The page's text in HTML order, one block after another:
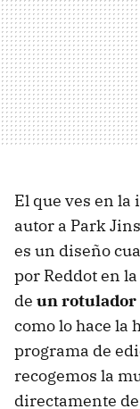
El que ves en
autor a Park
es un diseño
por Reddot en
de un
como lo hace la
programa de
recogemos la
directamente